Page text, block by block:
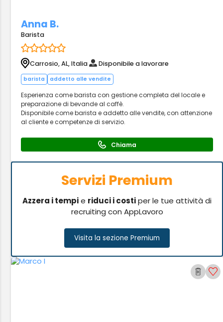
Anna B.
Barista
Carrosio, AL, Italia Disponibile a lavorare
barista addetto alle vendite
Esperienza come barista con gestione completa del locale e
preparazione di bevande al caffè.
Disponibile come barista e addetto alle vendite, con attenzione
al cliente e competenze di servizio.
Chiama
Servizi Premium
Azzera i tempie riduci i costiper le tue attività di
recruiting con AppLavoro
Visita la sezione Premium